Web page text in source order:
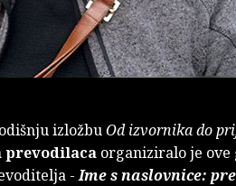
izložbuOd izvornika do
organiziralo je
-Ime s naslovnice: